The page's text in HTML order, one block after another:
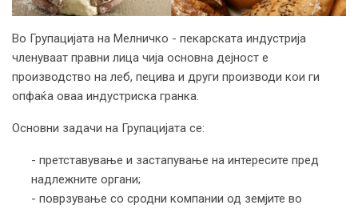
Во Групацијата на Мелничко - пекарската индустрија
членуваат правни лица чија основна дејност е
производство на леб, пецива и други производи кои ги
опфаќа оваа индустриска гранка.
Основни задачи на Групацијата се:
- претставување и застапување на интересите пред
надлежните органи;
- поврзување со сродни компании од земјите во